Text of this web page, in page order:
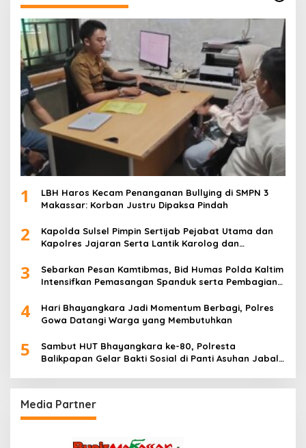
1
LBH Haros Kecam Penanganan Bullying di SMPN 3
Makassar: Korban Justru Dipaksa Pindah
2
Kapolda Sulsel Pimpin Sertijab Pejabat Utama dan
Kapolres Jajaran Serta Lantik Karolog dan
3
Sebarkan Pesan Kamtibmas, Bid Humas Polda Kaltim
Intensifkan Pemasangan Spanduk serta Pembagian
4
Hari Bhayangkara Jadi Momentum Berbagi, Polres
Gowa Datangi Warga yang Membutuhkan
5
Sambut HUT Bhayangkara ke-80, Polresta
Balikpapan Gelar Bakti Sosial di Panti Asuhan Jabal
Media Partner